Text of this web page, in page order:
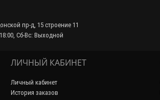
пр-д, 15 строение 11
Сб-Вс: Выходной
ЛИЧНЫЙ КАБИНЕТ
Личный кабинет
История заказов